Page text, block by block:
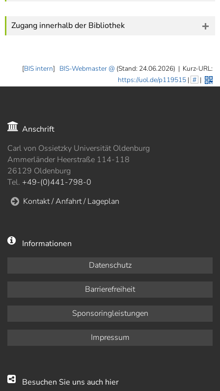
Zugang innerhalb der Bibliothek
[BIS intern] BIS-Webmaster (Stand: 24.06.2026) | Kurz-URL:
https://uol.de/p119515| # |
Anschrift
Carl von Ossietzky Universität Oldenburg
Ammerländer Heerstraße 114-118
26129 Oldenburg
Tel. +49-(0)441-798-0
Kontakt / Anfahrt / Lageplan
Informationen
Datenschutz
Barrierefreiheit
Sponsoringleistungen
Impressum
Besuchen Sie uns auch hier